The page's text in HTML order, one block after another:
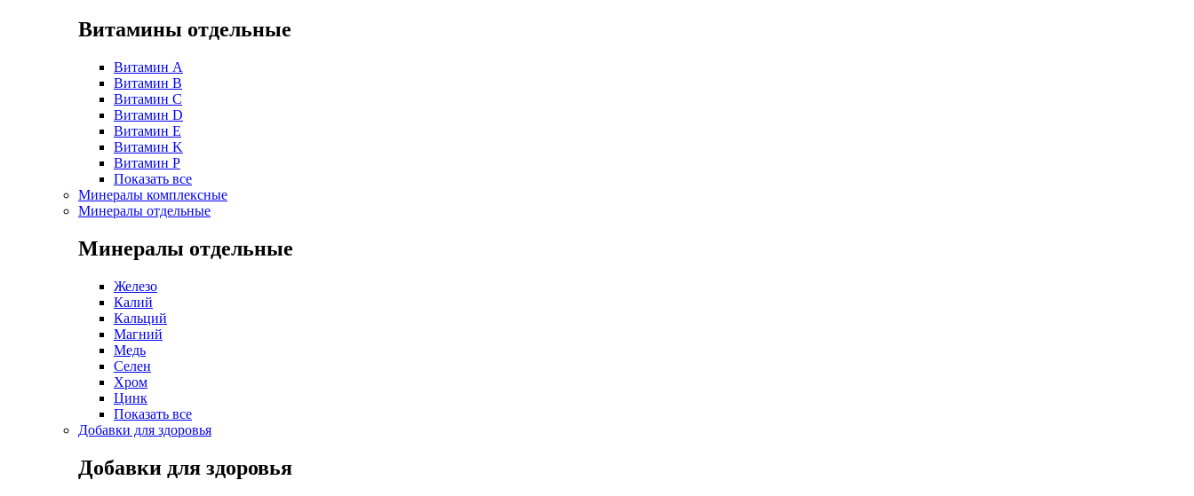
Витамины отдельные
Витамин A
Витамин B
Витамин C
Витамин D
Витамин E
Витамин K
Витамин P
Показать все
Минералы комплексные
Минералы отдельные
Минералы отдельные
Железо
Калий
Кальций
Магний
Медь
Селен
Хром
Цинк
Показать все
Добавки для здоровья
Добавки для здоровья